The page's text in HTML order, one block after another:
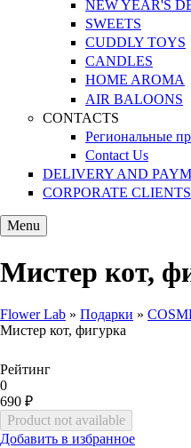
NEW YEAR'S
SWEETS
CUDDLY TOYS
CANDLES
HOME AROMA
AIR BALOONS
CONTACTS
Региональные
Contact Us
DELIVERY AND
CORPORATE CLIENTS
Menu
Мистер кот,
You are here
Flower Lab » Подарки »
Мистер кот, фигурка
Рейтинг
0
690 ₽
Добавить в избранное